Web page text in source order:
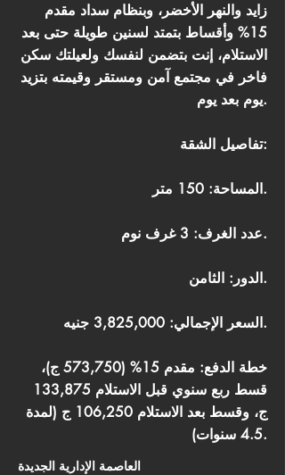
زايد والنهر الأخضر، وبنظام سداد مقدم
15% وأقساط بتمتد لسنين طويلة حتى بعد
الاستلام، إنت بتضمن لنفسك ولعيلتك سكن
فاخر في مجتمع آمن ومستقر وقيمته بتزيد
يوم بعد يوم.
تفاصيل الشقة:
المساحة: 150 متر.
عدد الغرف: 3 غرف نوم.
الدور: الثامن.
السعر الإجمالي: 3,825,000 جنيه.
خطة الدفع: مقدم 15% (573,750 ج)،
قسط ربع سنوي قبل الاستلام 133,875
ج، وقسط بعد الاستلام 106,250 ج (لمدة
4.5 سنوات).
العاصمة الإدارية الجديدة